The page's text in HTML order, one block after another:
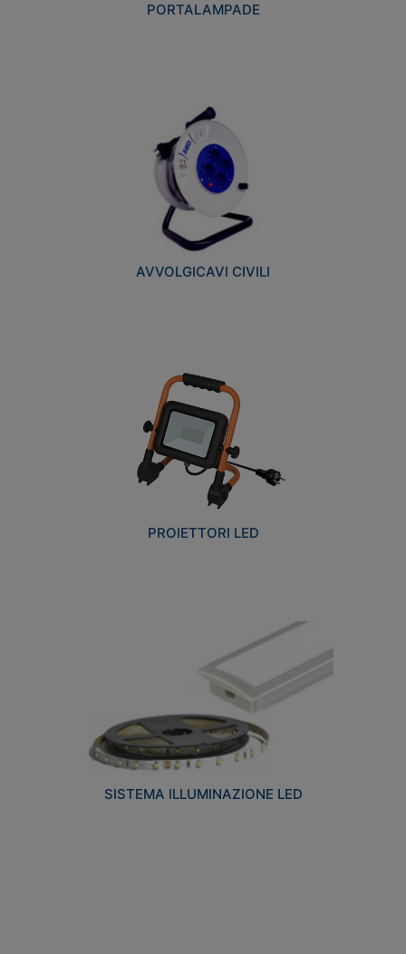
PORTALAMPADE
AVVOLGICAVI CIVILI
PROIETTORI LED
SISTEMA ILLUMINAZIONE LED